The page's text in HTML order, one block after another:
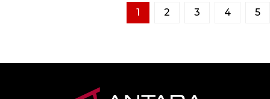
1 2 3 4 5